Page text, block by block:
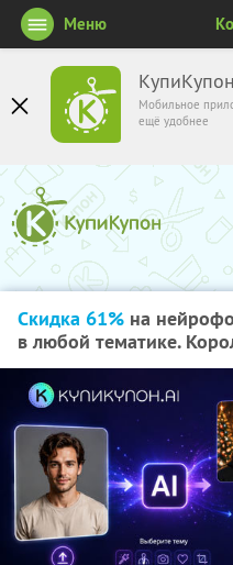
КупиКупон
Мобильное
ещё удобнее
Меню
Скидка 61% на
в любой тематике.